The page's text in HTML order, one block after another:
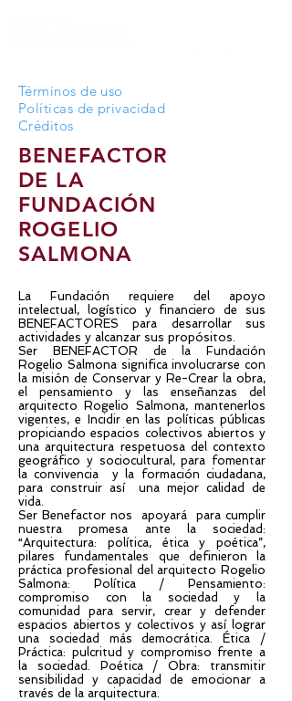
Términos de uso
Políticas de privacidad
Créditos
BENEFACTOR
DE LA
FUNDACIÓN
ROGELIO
SALMONA
La Fundación requiere del apoyo
intelectual, logístico y financiero de sus
BENEFACTORES para desarrollar sus
actividades y alcanzar sus propósitos.
Ser BENEFACTOR de la Fundación
Rogelio Salmona significa involucrarse con
la misión de Conservar y Re-Crear la obra,
el pensamiento y las enseñanzas del
arquitecto Rogelio Salmona, mantenerlos
vigentes, e Incidir en las políticas públicas
propiciando espacios colectivos abiertos y
una arquitectura respetuosa del contexto
geográfico y sociocultural, para fomentar
la convivencia y la formación ciudadana,
para construir así una mejor calidad de
vida.
Ser Benefactor nos apoyará para cumplir
nuestra promesa ante la sociedad:
“Arquitectura: política, ética y poética”,
pilares fundamentales que definieron la
práctica profesional del arquitecto Rogelio
Salmona: Política / Pensamiento:
compromiso con la sociedad y la
comunidad para servir, crear y defender
espacios abiertos y colectivos y así lograr
una sociedad más democrática. Ética /
Práctica: pulcritud y compromiso frente a
la sociedad. Poética / Obra: transmitir
sensibilidad y capacidad de emocionar a
través de la arquitectura.